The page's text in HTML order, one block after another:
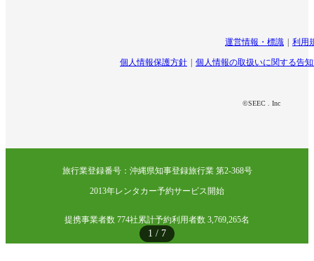
1 / 7
運営情報・標識 利用
個人情報保護方針 個人情報の取扱いに関する告
©SEEC . Inc
旅行業登録番号：沖縄県知事登録旅行業 第2-368号
2013年レンタカー予約サービス開始
提携事業者数 774社累計予約利用者数 3,769,265名